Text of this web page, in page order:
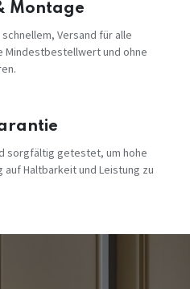
Montage
Versand für alle
Mindestbestellwert und ohne
sorgfältig getestet, um hohe
auf Haltbarkeit und Leistung zu